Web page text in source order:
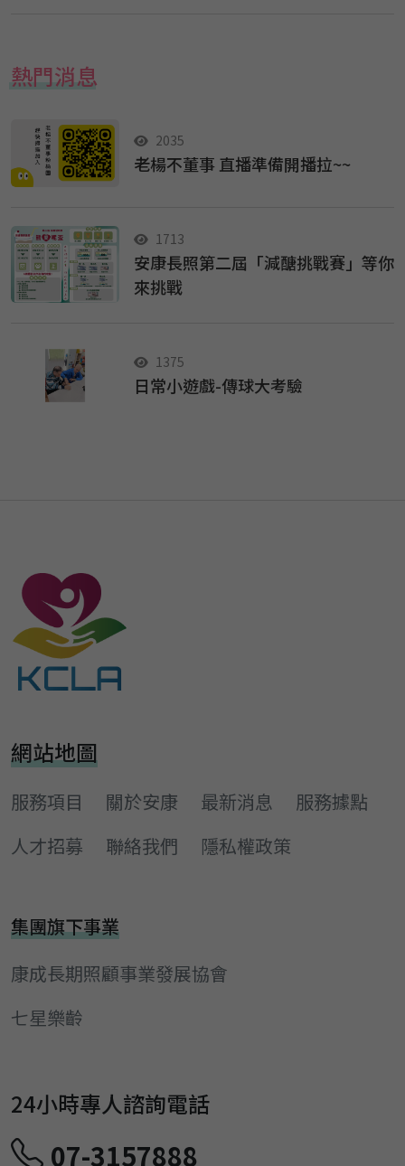
熱門消息
2035
老楊不董事 直播準備開播拉~~
1713
安康長照第二屆「減醣挑戰賽」等你
來挑戰
1375
日常小遊戲-傳球大考驗
網站地圖
服務項目 關於安康 最新消息
服務據點
人才招募
聯絡我們 隱私權政策
集團旗下事業
康成長期照顧事業發展協會
七星樂齡
24小時專人諮詢電話
07-3157888